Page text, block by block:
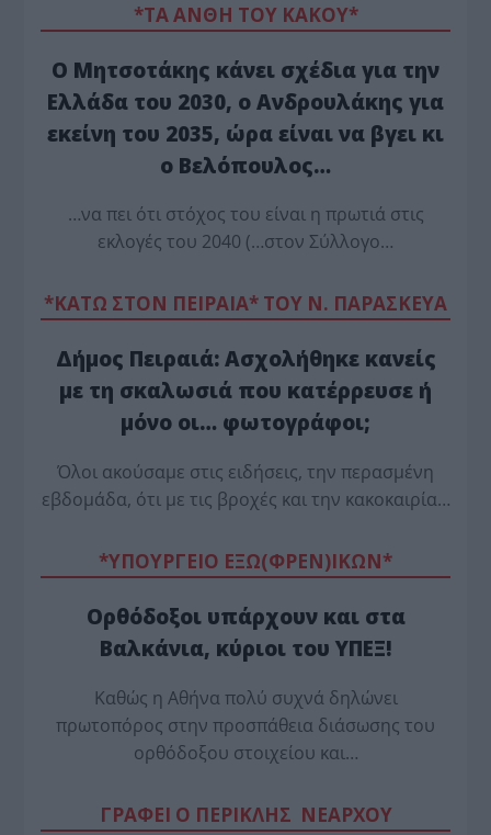
*ΤΑ ΆΝΘΗ ΤΟΥ ΚΑΚΟΎ*
Ο Μητσοτάκης κάνει σχέδια για την
Ελλάδα του 2030, ο Ανδρουλάκης για
εκείνη του 2035, ώρα είναι να βγει κι
ο Βελόπουλος…
…να πει ότι στόχος του είναι η πρωτιά στις
εκλογές του 2040 (…στον Σύλλογο…
*ΚΑΤΩ ΣΤΟΝ ΠΕΙΡΑΙΑ* ΤΟΥ Ν. ΠΑΡΑΣΚΕΥΑ
Δήμος Πειραιά: Ασχολήθηκε κανείς
με τη σκαλωσιά που κατέρρευσε ή
μόνο οι… φωτογράφοι;
Όλοι ακούσαμε στις ειδήσεις, την περασμένη
εβδομάδα, ότι με τις βροχές και την κακοκαιρία…
*ΥΠΟΥΡΓΕΙΟ ΕΞΩ(ΦΡΕΝ)ΙΚΩΝ*
Ορθόδοξοι υπάρχουν και στα
Βαλκάνια, κύριοι του ΥΠΕΞ!
Καθώς η Αθήνα πολύ συχνά δηλώνει
πρωτοπόρος στην προσπάθεια διάσωσης του
ορθόδοξου στοιχείου και…
ΓΡΑΦΕΙ Ο ΠΕΡΙΚΛΗΣ ΝΕΑΡΧΟΥ